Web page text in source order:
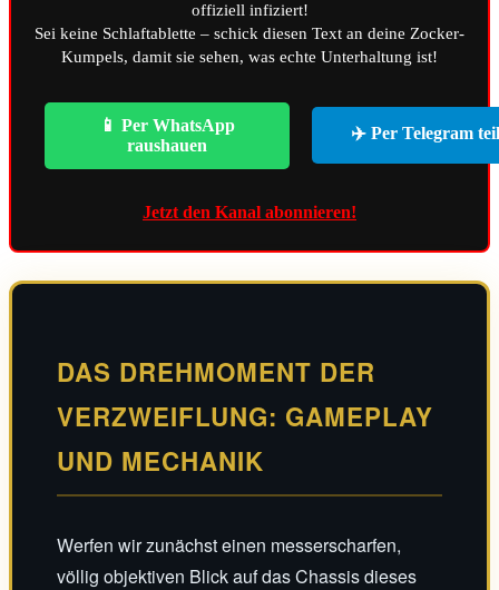
offiziell infiziert!
Sei keine Schlaftablette – schick diesen Text an deine Zocker-
Kumpels, damit sie sehen, was echte Unterhaltung ist!
📱 Per WhatsApp
raushauen
✈️ Per Telegram
Jetzt den Kanal abonnieren!
DAS DREHMOMENT DER
VERZWEIFLUNG: GAMEPLAY
UND MECHANIK
Werfen wir zunächst einen messerscharfen,
völlig objektiven Blick auf das Chassis dieses